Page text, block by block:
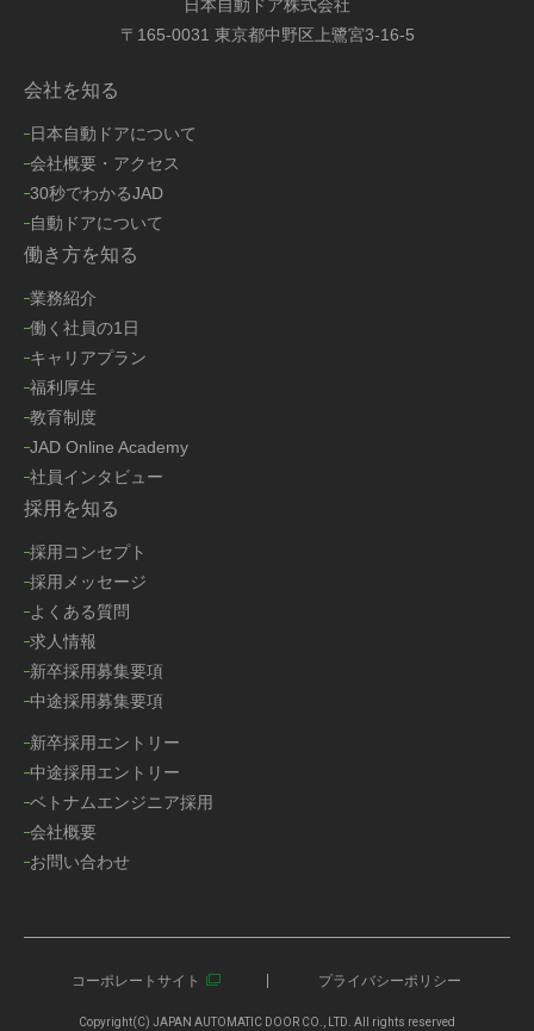
日本自動ドア株式会社
〒165-0031 東京都中野区上鷺宮3-16-5
会社を知る
日本自動ドアについて
会社概要・アクセス
30秒でわかるJAD
自動ドアについて
働き方を知る
業務紹介
働く社員の1日
キャリアプラン
福利厚生
教育制度
JAD Online Academy
社員インタビュー
採用を知る
採用コンセプト
採用メッセージ
よくある質問
求人情報
新卒採用募集要項
中途採用募集要項
新卒採用エントリー
中途採用エントリー
ベトナムエンジニア採用
会社概要
お問い合わせ
Copyright(C) JAPAN AUTOMATIC DOOR CO., LTD. All rights reserved
コーポレートサイト プライバシーポリシー